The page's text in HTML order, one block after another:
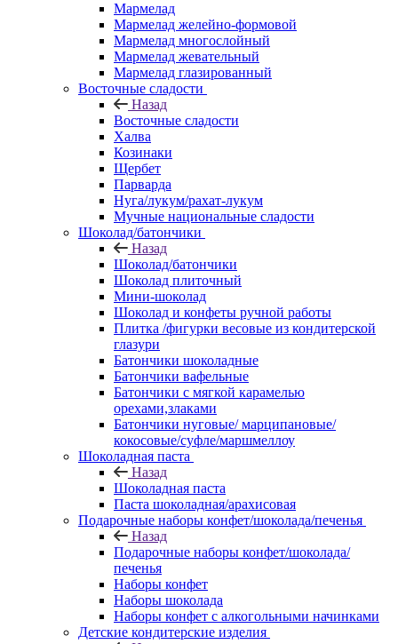
Мармелад
Мармелад желейно-формовой
Мармелад многослойный
Мармелад жевательный
Мармелад глазированный
Восточные сладости
Назад
Восточные сладости
Халва
Козинаки
Щербет
Парварда
Нуга/лукум/рахат-лукум
Мучные национальные сладости
Шоколад/батончики
Назад
Шоколад/батончики
Шоколад плиточный
Мини-шоколад
Шоколад и конфеты ручной работы
Плитка /фигурки весовые из кондитерской
глазури
Батончики шоколадные
Батончики вафельные
Батончики с мягкой карамелью
орехами,злаками
Батончики нуговые/ марципановые/
кокосовые/суфле/маршмеллоу
Шоколадная паста
Назад
Шоколадная паста
Паста шоколадная/арахисовая
Подарочные наборы конфет/шоколада/печенья
Назад
Подарочные наборы конфет/шоколада/
печенья
Наборы конфет
Наборы шоколада
Наборы конфет с алкогольными начинками
Детские кондитерские изделия